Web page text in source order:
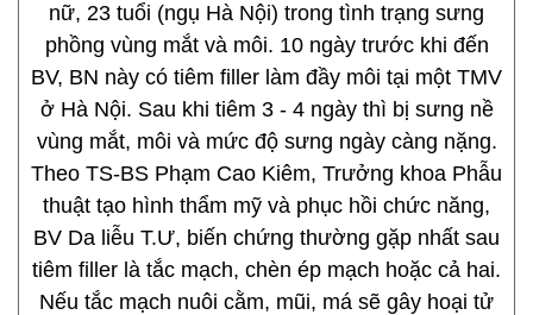
nữ, 23 tuổi (ngụ Hà Nội) trong tình trạng sưng
phồng vùng mắt và môi. 10 ngày trước khi đến
BV, BN này có tiêm filler làm đầy môi tại một TMV
ở Hà Nội. Sau khi tiêm 3 - 4 ngày thì bị sưng nề
vùng mắt, môi và mức độ sưng ngày càng nặng.
Theo TS-BS Phạm Cao Kiêm, Trưởng khoa Phẫu
thuật tạo hình thẩm mỹ và phục hồi chức năng,
BV Da liễu T.Ư, biến chứng thường gặp nhất sau
tiêm filler là tắc mạch, chèn ép mạch hoặc cả hai.
Nếu tắc mạch nuôi cằm, mũi, má sẽ gây hoại tử